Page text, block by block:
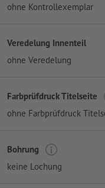
ohne Kontrollexemplar
Veredelung Innenteil
ohne Veredelung
Farbprüfdruck Titelseite
ohne Farbprüfdruck
Bohrung
keine Lochung